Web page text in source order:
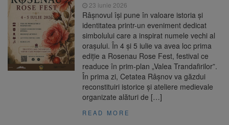
23 iunie 2026
Râșnovul își pune în valoare istoria și
identitatea printr-un eveniment dedicat
simbolului care a inspirat numele vechi al
orașului. În 4 și 5 iulie va avea loc prima
ediție a Rosenau Rose Fest, festival ce
readuce în prim-plan „Valea Trandafirilor”.
În prima zi, Cetatea Râșnov va găzdui
reconstituiri istorice și ateliere medievale
organizate alături de […]
READ MORE